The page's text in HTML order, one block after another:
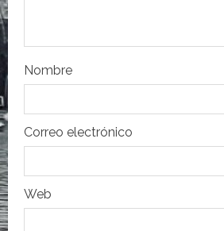
t
r
a
d
a
s
Nombre
Correo electrónico
Web